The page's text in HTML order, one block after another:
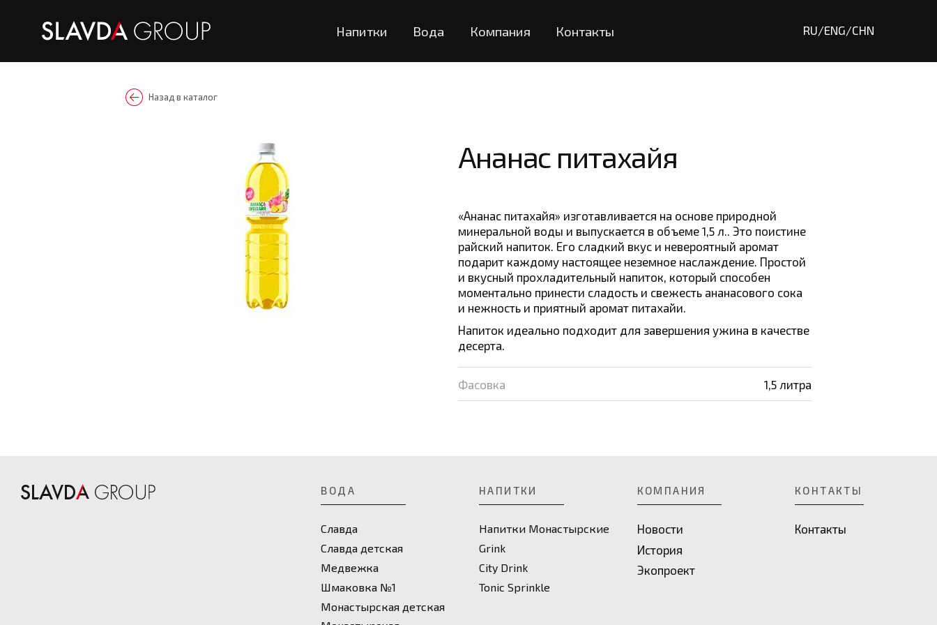
Напитки Вода Компания Контакты RU/ENG/CHN
Назад в каталог
Ананас питахайя
«Ананас питахайя» изготавливается на основе природной
минеральной воды и выпускается в объеме 1,5 л.. Это поистине
райский напиток. Его сладкий вкус и невероятный аромат
подарит каждому настоящее неземное наслаждение. Простой
и вкусный прохладительный напиток, который способен
моментально принести сладость и свежесть ананасового сока
и нежность и приятный аромат питахайи.
Напиток идеально подходит для завершения ужина в качестве
десерта.
Фасовка 1,5 литра
ВОДА
Славда
Славда детская
Медвежка
Шмаковка №1
Монастырская детская
НАПИТКИ
Напитки Монастырские
Grink
City Drink
Toniс Sprinkle
КОМПАНИЯ
Новости
История
Экопроект
КОНТАКТЫ
Контакты